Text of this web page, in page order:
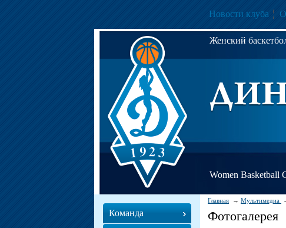
Новости клуба О
Женский
Women Basketball
Главная Мультимедиа
Фотогалерея
Команда